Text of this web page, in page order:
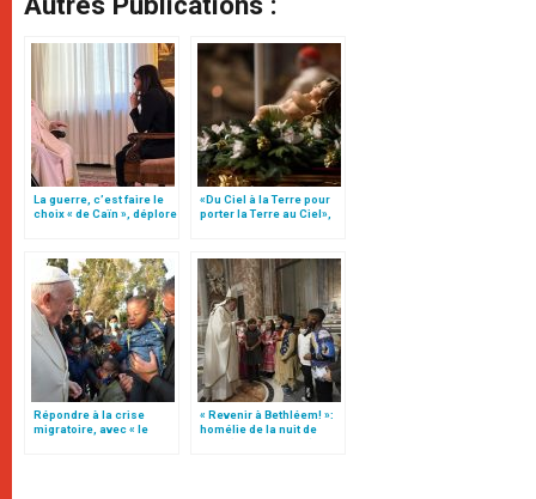
La guerre, c’est faire le
choix « de Caïn », déplore
«Du Ciel à la Terre pour
porter la Terre au Ciel»,
Répondre à la crise
migratoire, avec « le
« Revenir à Bethléem! »:
homélie de la nuit de
Noël (texte complet)